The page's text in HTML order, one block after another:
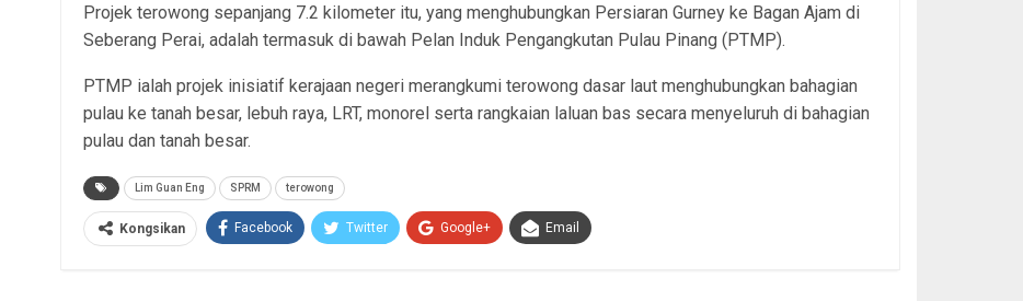
Projek terowong sepanjang 7.2 kilometer itu, yang menghubungkan Persiaran Gurney ke Bagan Ajam di
Seberang Perai, adalah termasuk di bawah Pelan Induk Pengangkutan Pulau Pinang (PTMP).
PTMP ialah projek inisiatif kerajaan negeri merangkumi terowong dasar laut menghubungkan bahagian
pulau ke tanah besar, lebuh raya, LRT, monorel serta rangkaian laluan bas secara menyeluruh di bahagian
pulau dan tanah besar.
Lim Guan Eng SPRM terowong
Kongsikan Facebook Twitter Google+ Email